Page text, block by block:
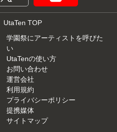
UtaTen TOP
学園祭にアーティストを呼びた
い
UtaTenの使い方
お問い合わせ
運営会社
利用規約
プライバシーポリシー
提携媒体
サイトマップ